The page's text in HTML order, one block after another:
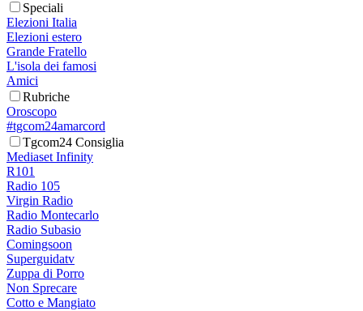
Speciali
Elezioni Italia
Elezioni estero
Grande Fratello
L'isola dei famosi
Amici
Rubriche
Oroscopo
#tgcom24amarcord
Tgcom24 Consiglia
Mediaset Infinity
R101
Radio 105
Virgin Radio
Radio Montecarlo
Radio Subasio
Comingsoon
Superguidatv
Zuppa di Porro
Non Sprecare
Cotto e Mangiato